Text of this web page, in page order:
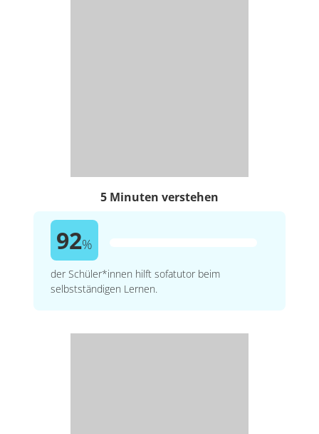
5 Minuten verstehen
92%
der Schüler*innen hilft sofatutor beim
selbstständigen Lernen.